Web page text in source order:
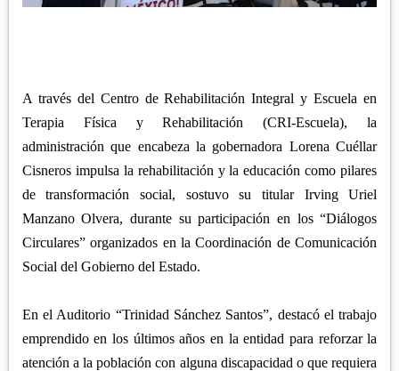
ZITLALTEPEC
PANOTLA
SAN PABLO DEL MONTE
NANACAMILPA
SANCTÓRUM
A través del Centro de Rehabilitación Integral y Escuela en
Terapia Física y Rehabilitación (CRI-Escuela), la
administración que encabeza la gobernadora Lorena Cuéllar
Cisneros impulsa la rehabilitación y la educación como pilares
de transformación social, sostuvo su titular Irving Uriel
Manzano Olvera, durante su participación en los “Diálogos
Circulares” organizados en la Coordinación de Comunicación
Social del Gobierno del Estado.
En el Auditorio “Trinidad Sánchez Santos”, destacó el trabajo
emprendido en los últimos años en la entidad para reforzar la
atención a la población con alguna discapacidad o que requiera